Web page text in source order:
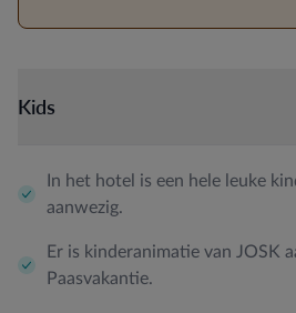
Kids
In het hotel is een hele leuke
aanwezig.
Er is kinderanimatie van JOSK
Paasvakantie.